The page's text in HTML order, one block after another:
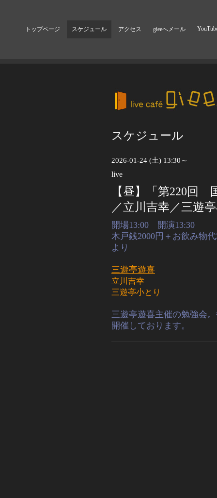
トップページ スケジュール アクセス gieeへメール
スケジュール
2026-01-24 (土) 13:30～
live
【昼】「第220回
／立川吉幸／三遊
開場13:00 開演13:30
木戸銭2000円＋お飲み物
より
三遊亭遊喜
立川吉幸
三遊亭小とり
三遊亭遊喜主催の勉強会。
開催しております。